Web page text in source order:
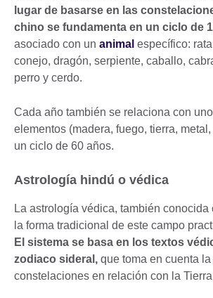
lugar de basarse en las
chino se fundamenta en un ciclo de
asociado con un animal específico:
conejo, dragón, serpiente, caballo,
perro y cerdo.
Cada año también se relaciona con
elementos (madera, fuego, tierra,
un ciclo de 60 años.
Astrología hindú o védica
La astrología védica, también conocida
la forma tradicional de este campo
El sistema se basa en los textos
zodiaco sideral, que toma en cuenta
constelaciones en relación con la